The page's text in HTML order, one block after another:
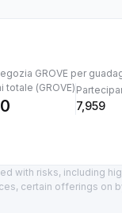
GROVE per
totale (GROVE)
7,959
with risks, including
certain offerings on